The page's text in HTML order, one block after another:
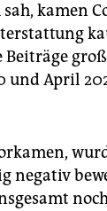
kamen
Beiträge
und April
negativ